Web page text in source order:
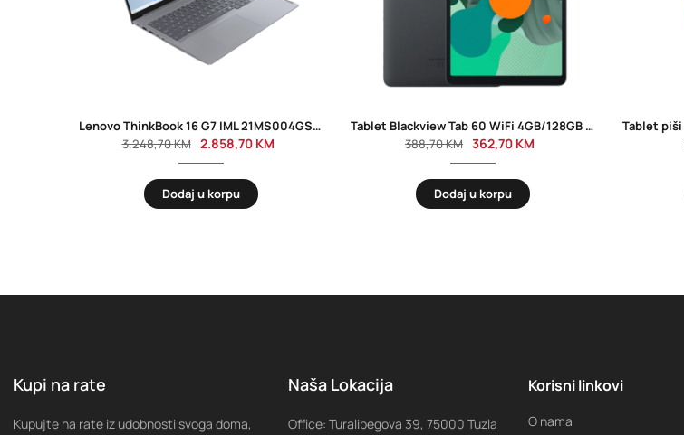
Lenovo ThinkBook 16 G7 IML 21MS004GSC 16”
3.248,70KM 2.858,70 KM
Dodaj u korpu
Tablet Blackview Tab 60 WiFi 4GB/128GB 10.1” Gray
388,70KM 362,70 KM
Dodaj u korpu
Kupi na rate
Kupujte na rate iz udobnosti svoga doma,
Naša Lokacija
Office: Turalibegova 39, 75000 Tuzla
Korisni linkovi
O nama